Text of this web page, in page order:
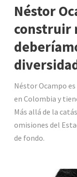
Néstor
construir
Néstor Ocampo
en Colombia y
Más allá de la
omisiones del
de fondo.